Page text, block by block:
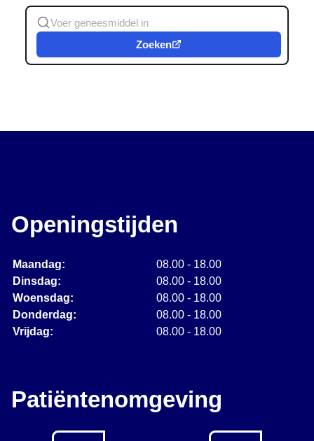
Zoeken
Openingstijden
Maandag:
08.00 - 18.00
Dinsdag:
08.00 - 18.00
Woensdag:
08.00 - 18.00
Donderdag:
08.00 - 18.00
Vrijdag:
08.00 - 18.00
Patiëntenomgeving